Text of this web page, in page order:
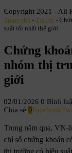
Copyright 2021 - All
Trang chủ - Tin tức -
suất tốt nhất thế giới
Chứng
nhóm thị
giới
02/01/2026 0 Bình
Chia sẻ 0Facebook
Trong năm qua, VN-
chỉ số chứng khoán